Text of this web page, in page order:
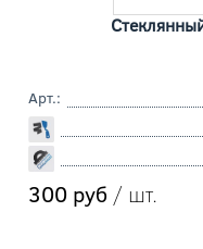
Арт.:
300 руб / шт.